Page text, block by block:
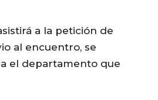
a la petición de
al encuentro, se
el departamento que